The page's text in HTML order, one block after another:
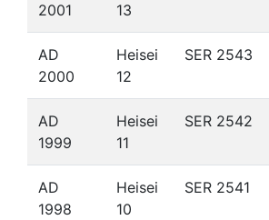
2001
13
AD
2000
Heisei
12
SER 2543
AD
1999
Heisei
11
SER 2542
AD
1998
Heisei
10
SER 2541